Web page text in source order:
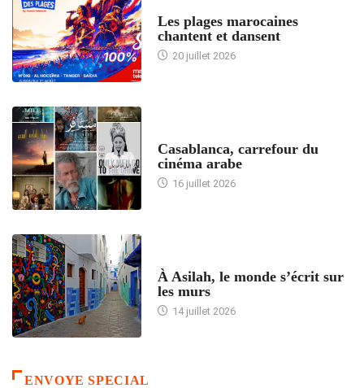
Les plages marocaines
chantent et dansent
20 juillet 2026
Casablanca, carrefour du
cinéma arabe
16 juillet 2026
À Asilah, le monde s’écrit sur
les murs
14 juillet 2026
ENVOYE SPECIAL